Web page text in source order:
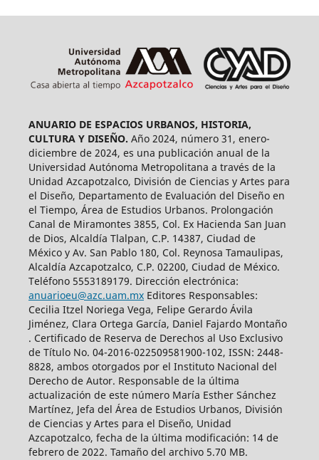
ANUARIO DE ESPACIOS URBANOS, HISTORIA,
CULTURA Y DISEÑO. Año 2024, número 31, enero-
diciembre de 2024, es una publicación anual de la
Universidad Autónoma Metropolitana a través de la
Unidad Azcapotzalco, División de Ciencias y Artes para
el Diseño, Departamento de Evaluación del Diseño en
el Tiempo, Área de Estudios Urbanos. Prolongación
Canal de Miramontes 3855, Col. Ex Hacienda San Juan
de Dios, Alcaldía Tlalpan, C.P. 14387, Ciudad de
México y Av. San Pablo 180, Col. Reynosa Tamaulipas,
Alcaldía Azcapotzalco, C.P. 02200, Ciudad de México.
Teléfono 5553189179. Dirección electrónica:
anuarioeu@azc.uam.mxEditores Responsables:
Cecilia Itzel Noriega Vega, Felipe Gerardo Ávila
Jiménez, Clara Ortega García, Daniel Fajardo Montaño
. Certificado de Reserva de Derechos al Uso Exclusivo
de Título No. 04-2016-022509581900-102, ISSN: 2448-
8828, ambos otorgados por el Instituto Nacional del
Derecho de Autor. Responsable de la última
actualización de este número María Esther Sánchez
Martínez, Jefa del Área de Estudios Urbanos, División
de Ciencias y Artes para el Diseño, Unidad
Azcapotzalco, fecha de la última modificación: 14 de
febrero de 2022. Tamaño del archivo 5.70 MB.